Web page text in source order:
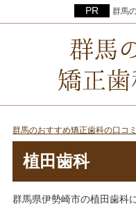
群馬
群馬のおすすめ矯正歯科の口コ
植田歯科
群馬県伊勢崎市の植田歯科